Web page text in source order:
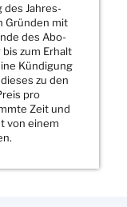
Jahres-
Gründen mit
des Abo-
zum Erhalt
Kündigung
zu den
pro
Zeit und
von einem